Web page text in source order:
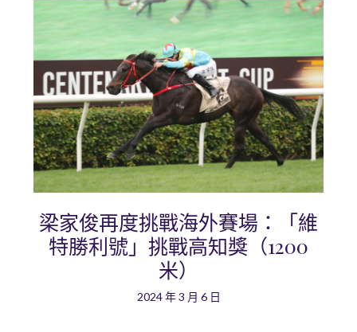
梁家俊再度挑戰海外賽場：「維
特勝利號」挑戰高知獎（1200
米）
2024 年 3 月 6 日